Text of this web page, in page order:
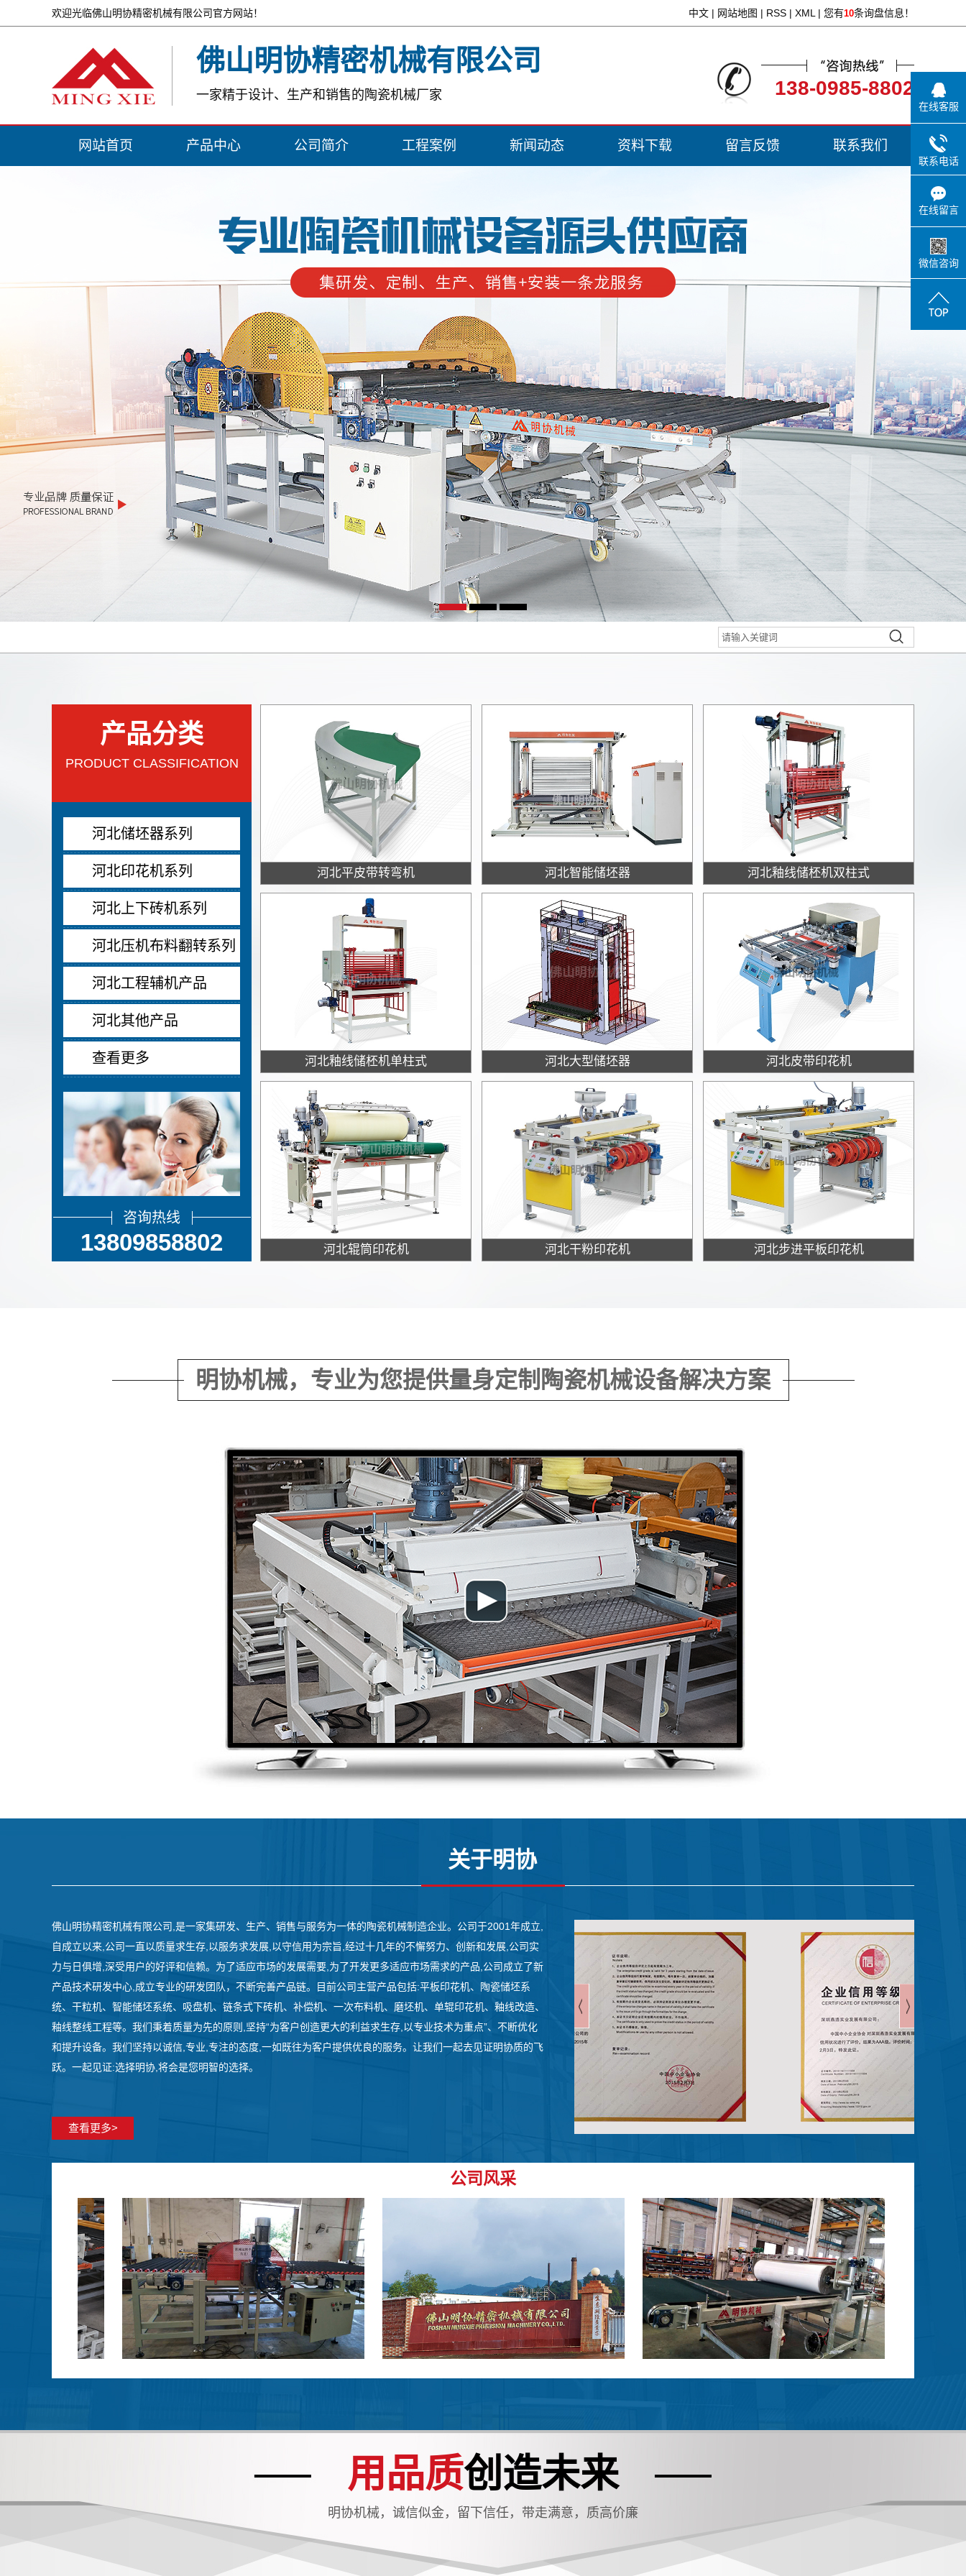
欢迎光临佛山明协精密机械有限公司官方网站！ 中文 | 网站地图 | RSS | XML | 您有10条询盘信息！
佛山明协精密机械有限公司
一家精于设计、生产和销售的陶瓷机械厂家 138-0985-8802
网站首页 产品中心
河北上下砖机系列
河北工程辅机产品
公司简介 工程案例 新闻动态
常见问题
资料下载 留言反馈 联系我们
1 2 3
产品分类
PRODUCT CLASSIFICATION
河北储坯器系列
河北印花机系列
河北上下砖机系列
河北压机布料翻转系列
河北工程辅机产品
河北其他产品
查看更多
咨询热线
13809858802
河北平皮带转弯机 河北智能储坯器 河北釉线储柸机双柱式
河北釉线储柸机单柱式 河北大型储坯器 河北皮带印花机
河北辊筒印花机 河北干粉印花机 河北步进平板印花机
明协机械，专业为您提供量身定制陶瓷机械设备解决方案
关于明协
佛山明协精密机械有限公司,是一家集研发、生产、销售与服务为一体的陶瓷机械制造企业。公司于2001年成立,
自成立以来,公司一直以质量求生存,以服务求发展,以守信用为宗旨,经过十几年的不懈努力、创新和发展,公司实
力与日俱增,深受用户的好评和信赖。为了适应市场的发展需要,为了开发更多适应市场需求的产品,公司成立了新
产品技术研发中心,成立专业的研发团队，不断完善产品链。目前公司主营产品包括:平板印花机、陶瓷储坯系
统、干粒机、智能储坯系统、吸盘机、链条式下砖机、补偿机、一次布料机、磨坯机、单辊印花机、釉线改造、
釉线整线工程等。我们秉着质量为先的原则,坚持“为客户创造更大的利益求生存,以专业技术为重点”、不断优化
和提升设备。我们坚持以诚信,专业,专注的态度,一如既往为客户提供优良的服务。让我们一起去见证明协质的飞
跃。一起见证:选择明协,将会是您明智的选择。
查看更多>
公司风采
用品质创造未来
明协机械，诚信似金，留下信任，带走满意，质高价廉
在线客服
联系电话
在线留言
微信咨询